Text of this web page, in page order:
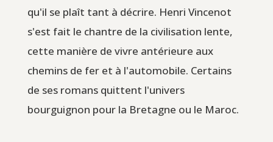
qu'il se plaît tant à décrire. Henri Vincenot
s'est fait le chantre de la civilisation lente,
cette manière de vivre antérieure aux
chemins de fer et à l'automobile. Certains
de ses romans quittent l'univers
bourguignon pour la Bretagne ou le Maroc.